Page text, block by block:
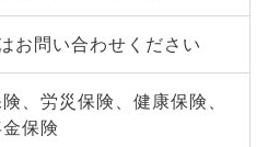
お問い合わせください
、労災保険、健康保険、
保険